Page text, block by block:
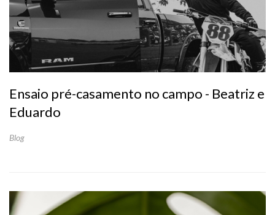
Ensaio pré-casamento no campo - Beatriz e
Eduardo
Blog